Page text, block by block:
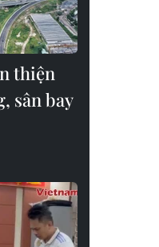
thiện
sân bay